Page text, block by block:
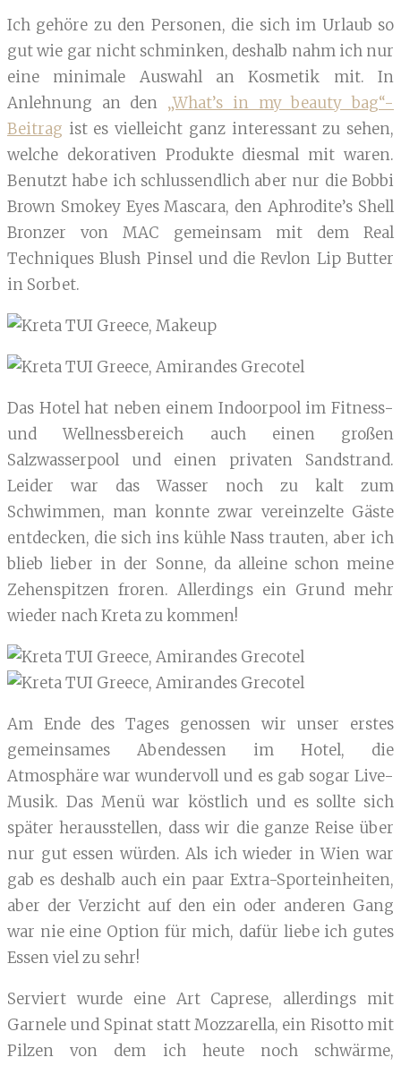
Ich gehöre zu den Personen, die sich im Urlaub so
gut wie gar nicht schminken, deshalb nahm ich nur
eine minimale Auswahl an Kosmetik mit. In
Anlehnung an den „What’s in my beauty bag“-
Beitrag ist es vielleicht ganz interessant zu sehen,
welche dekorativen Produkte diesmal mit waren.
Benutzt habe ich schlussendlich aber nur die Bobbi
Brown Smokey Eyes Mascara, denAphrodite’s Shell
Bronzer von MAC gemeinsam mit dem Real
Techniques Blush Pinsel und die Revlon Lip Butter
in Sorbet.
Das Hotel hat neben einem Indoorpool im Fitness-
und Wellnessbereich auch einen großen
Salzwasserpool und einen privaten Sandstrand.
Leider war das Wasser noch zu kalt zum
Schwimmen, man konnte zwar vereinzelte Gäste
entdecken, die sich ins kühle Nass trauten, aber ich
blieb lieber in der Sonne, da alleine schon meine
Zehenspitzen froren. Allerdings ein Grund mehr
wieder nach Kreta zu kommen!
Am Ende des Tages genossen wir unser erstes
gemeinsames Abendessen im Hotel, die
Atmosphäre war wundervoll und es gab sogar Live-
Musik. Das Menü war köstlich und es sollte sich
später herausstellen, dass wir die ganze Reise über
nur gut essen würden. Als ich wieder in Wien war
gab es deshalb auch ein paar Extra-Sporteinheiten,
aber der Verzicht auf den ein oder anderen Gang
war nie eine Option für mich, dafür liebe ich gutes
Essen viel zu sehr!
Serviert wurde eine Art Caprese, allerdings mit
Garnele und Spinat statt Mozzarella, ein Risotto mit
Pilzen von dem ich heute noch schwärme,